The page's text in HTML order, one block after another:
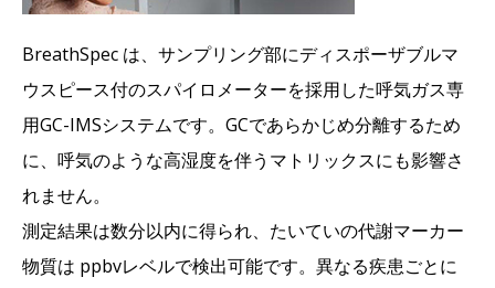
BreathSpec は、サンプリング部にディスポーザブルマ
ウスピース付のスパイロメーターを採用した呼気ガス専
用GC-IMSシステムです。GCであらかじめ分離するため
に、呼気のような高湿度を伴うマトリックスにも影響さ
れません。
測定結果は数分以内に得られ、たいていの代謝マーカー
物質は ppbvレベルで検出可能です。異なる疾患ごとに